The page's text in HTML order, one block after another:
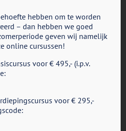
(Denise Matthijsen) &
(Denise Matthijsen).
ACT met deze doelgroep nog
Louise Hayes & Joseph
de moeite waard zijn; The
Out of Your Mind and Into
hebben om te worden
– dan hebben we goed
geven wij namelijk
online cursussen!
voor € 495,- (i.p.v.
voor € 295,-